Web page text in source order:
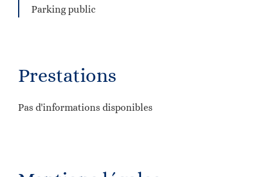
Parking public
Prestations
Pas d'informations disponibles